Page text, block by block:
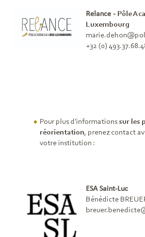
Relance - Pôle
Luxembourg
+32 (0)
Pour plus d'informationssur les
réorientation, prenez contact
votre institution :
ESA Saint-Luc
Bénédicte